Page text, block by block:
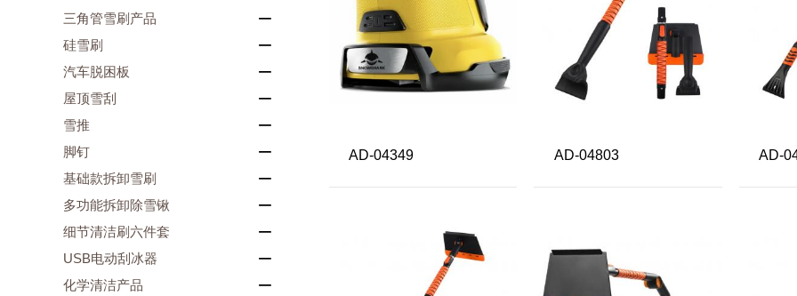
三角管雪刷产品
硅雪刷
汽车脱困板
屋顶雪刮
雪推
脚钉
基础款拆卸雪刷
多功能拆卸除雪锹
细节清洁刷六件套
USB电动刮冰器
化学清洁产品
AD-04349 AD-04803 AD-